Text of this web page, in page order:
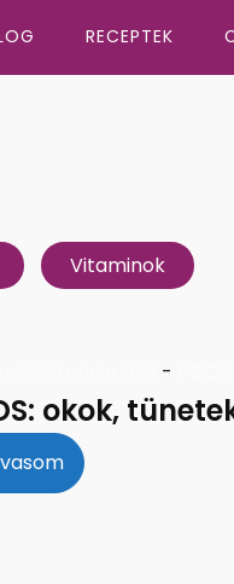
RECEPTEK
Vitaminok
-
okok,